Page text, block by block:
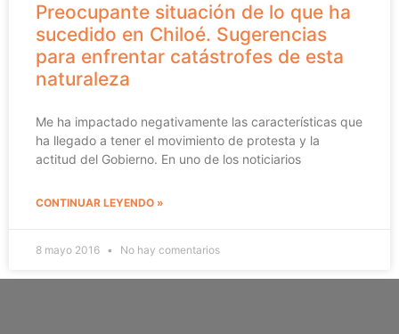
Preocupante situación de lo que ha
sucedido en Chiloé. Sugerencias
para enfrentar catástrofes de esta
naturaleza
Me ha impactado negativamente las características que
ha llegado a tener el movimiento de protesta y la
actitud del Gobierno. En uno de los noticiarios
CONTINUAR LEYENDO »
8 mayo 2016 No hay comentarios